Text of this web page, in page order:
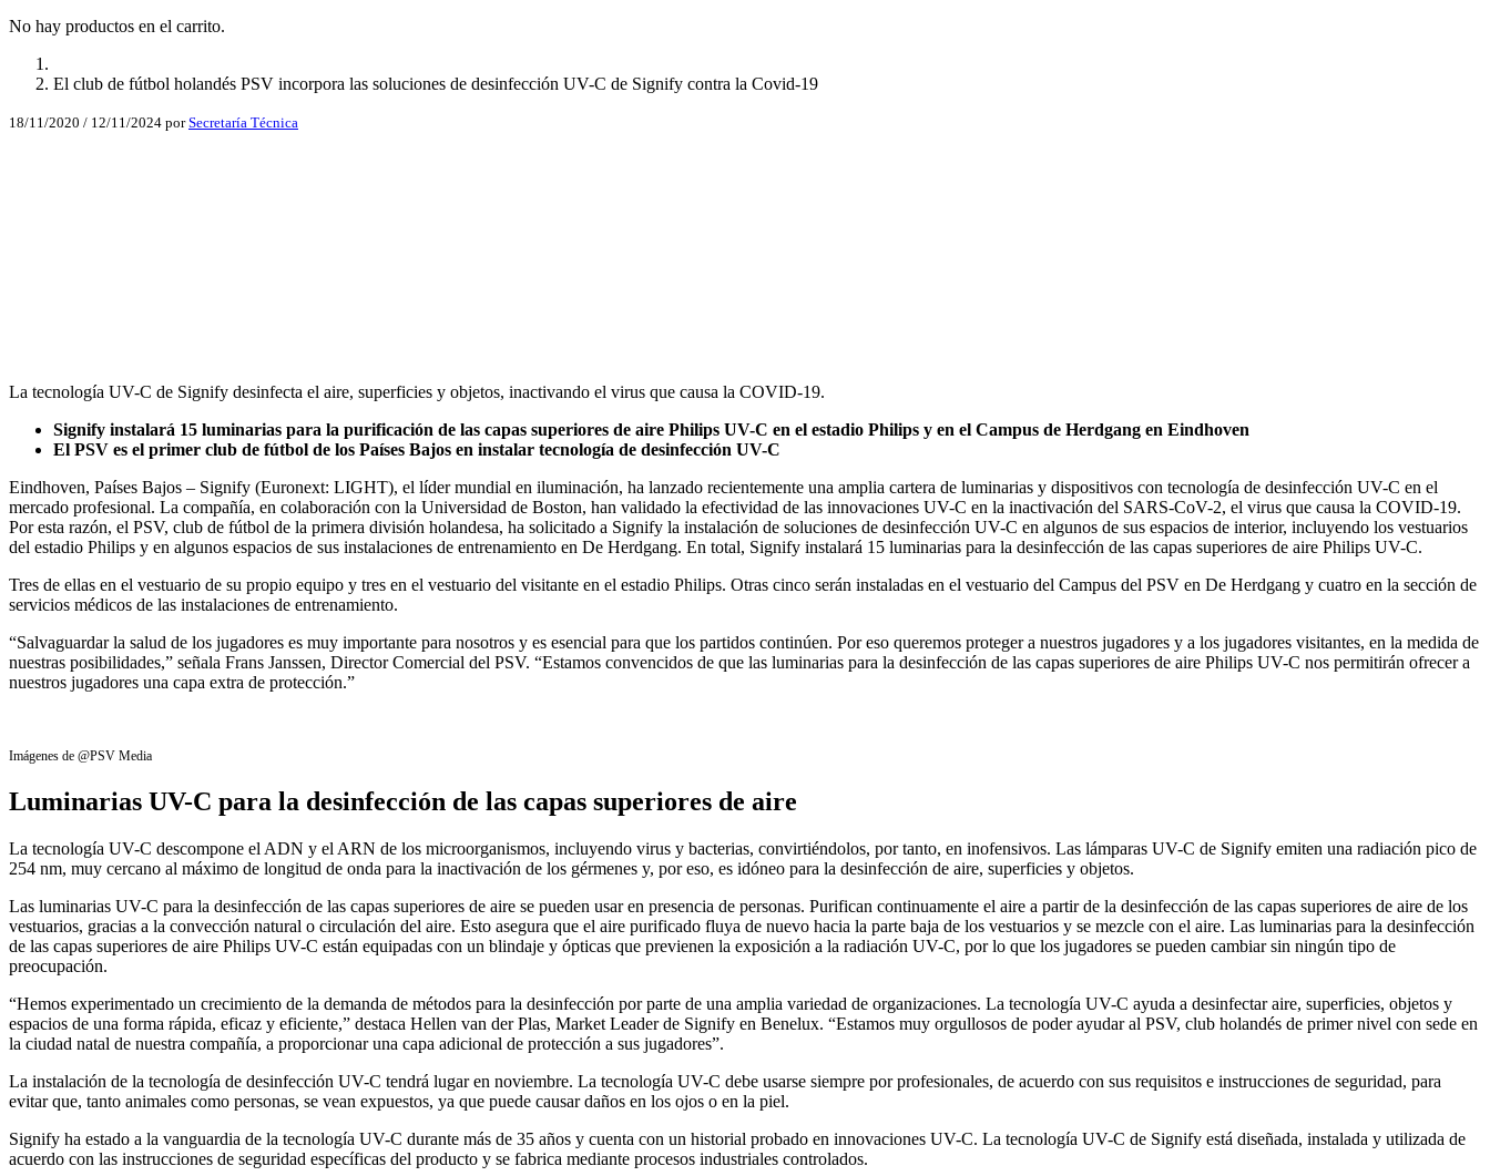
No hay productos en el carrito.
El club de fútbol holandés PSV incorpora las soluciones de desinfección UV-C de Signify contra la Covid-19
18/11/2020 / 12/11/2024 porSecretaría Técnica
La tecnología UV-C de Signify desinfecta el aire, superficies y objetos, inactivando el virus que causa la COVID-19.
Signify instalará 15 luminarias para la purificación de las capas superiores de aire Philips UV-C en el estadio Philips y en el Campus de Herdgang en Eindhoven
El PSV es el primer club de fútbol de los Países Bajos en instalar tecnología de desinfección UV-C
Eindhoven, Países Bajos – Signify (Euronext: LIGHT), el líder mundial en iluminación, ha lanzado recientemente una amplia cartera de luminarias y dispositivos con tecnología de desinfección UV-C en el
mercado profesional. La compañía, en colaboración con la Universidad de Boston, han validado la efectividad de las innovaciones UV-C en la inactivación del SARS-CoV-2, el virus que causa la COVID-19.
Por esta razón, el PSV, club de fútbol de la primera división holandesa, ha solicitado a Signify la instalación de soluciones de desinfección UV-C en algunos de sus espacios de interior, incluyendo los vestuarios
del estadio Philips y en algunos espacios de sus instalaciones de entrenamiento en De Herdgang. En total, Signify instalará 15 luminarias para la desinfección de las capas superiores de aire Philips UV-C.
Tres de ellas en el vestuario de su propio equipo y tres en el vestuario del visitante en el estadio Philips. Otras cinco serán instaladas en el vestuario del Campus del PSV en De Herdgang y cuatro en la sección de
servicios médicos de las instalaciones de entrenamiento.
“Salvaguardar la salud de los jugadores es muy importante para nosotros y es esencial para que los partidos continúen. Por eso queremos proteger a nuestros jugadores y a los jugadores visitantes, en la medida de
nuestras posibilidades,” señala Frans Janssen, Director Comercial del PSV. “Estamos convencidos de que las luminarias para la desinfección de las capas superiores de aire Philips UV-C nos permitirán ofrecer a
nuestros jugadores una capa extra de protección.”
Imágenes de @PSV Media
Luminarias UV-C para la desinfección de las capas superiores de aire
La tecnología UV-C descompone el ADN y el ARN de los microorganismos, incluyendo virus y bacterias, convirtiéndolos, por tanto, en inofensivos. Las lámparas UV-C de Signify emiten una radiación pico de
254 nm, muy cercano al máximo de longitud de onda para la inactivación de los gérmenes y, por eso, es idóneo para la desinfección de aire, superficies y objetos.
Las luminarias UV-C para la desinfección de las capas superiores de aire se pueden usar en presencia de personas. Purifican continuamente el aire a partir de la desinfección de las capas superiores de aire de los
vestuarios, gracias a la convección natural o circulación del aire. Esto asegura que el aire purificado fluya de nuevo hacia la parte baja de los vestuarios y se mezcle con el aire. Las luminarias para la desinfección
de las capas superiores de aire Philips UV-C están equipadas con un blindaje y ópticas que previenen la exposición a la radiación UV-C, por lo que los jugadores se pueden cambiar sin ningún tipo de
preocupación.
“Hemos experimentado un crecimiento de la demanda de métodos para la desinfección por parte de una amplia variedad de organizaciones. La tecnología UV-C ayuda a desinfectar aire, superficies, objetos y
espacios de una forma rápida, eficaz y eficiente,” destaca Hellen van der Plas, Market Leader de Signify en Benelux. “Estamos muy orgullosos de poder ayudar al PSV, club holandés de primer nivel con sede en
la ciudad natal de nuestra compañía, a proporcionar una capa adicional de protección a sus jugadores”.
La instalación de la tecnología de desinfección UV-C tendrá lugar en noviembre. La tecnología UV-C debe usarse siempre por profesionales, de acuerdo con sus requisitos e instrucciones de seguridad, para
evitar que, tanto animales como personas, se vean expuestos, ya que puede causar daños en los ojos o en la piel.
Signify ha estado a la vanguardia de la tecnología UV-C durante más de 35 años y cuenta con un historial probado en innovaciones UV-C. La tecnología UV-C de Signify está diseñada, instalada y utilizada de
acuerdo con las instrucciones de seguridad específicas del producto y se fabrica mediante procesos industriales controlados.